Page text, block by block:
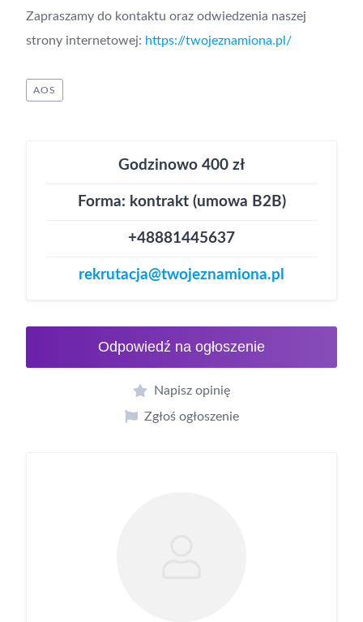
Zapraszamy do kontaktu oraz odwiedzenia naszej
strony internetowej: https://twojeznamiona.pl/
AOS
Godzinowo 400 zł
Forma: kontrakt (umowa B2B)
+48881445637
rekrutacja@twojeznamiona.pl
Odpowiedź na ogłoszenie
Napisz opinię
Zgłoś ogłoszenie